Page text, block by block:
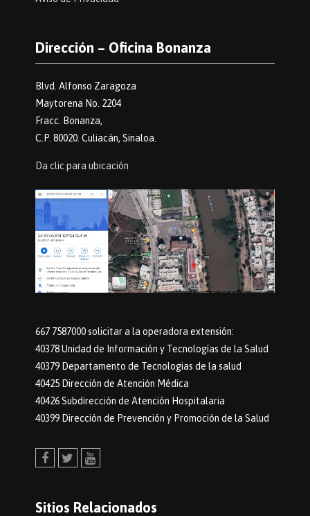
Dirección – Oficina Bonanza
Blvd. Alfonso Zaragoza
Maytorena No. 2204
Fracc. Bonanza,
C.P. 80020. Culiacán, Sinaloa.
Da clic para ubicación
667 7587000 solicitar a la operadora extensión:
40378 Unidad de Información y Tecnologías de la Salud
40379 Departamento de Tecnologias de la salud
40425 Dirección de Atención Médica
40426 Subdirección de Atención Hospitalaria
40399 Dirección de Prevención y Promoción de la Salud
Sitios Relacionados